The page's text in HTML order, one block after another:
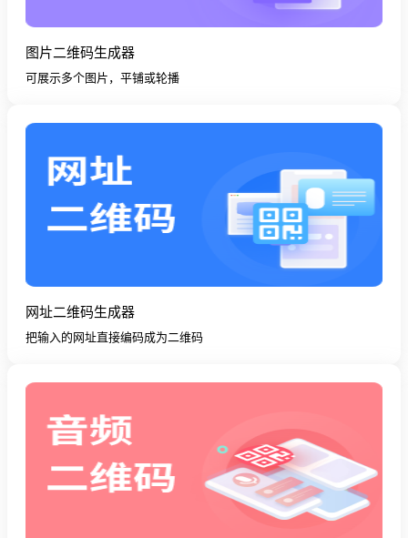
图片二维码生成器
可展示多个图片，平铺或轮播
网址二维码生成器
把输入的网址直接编码成为二维码